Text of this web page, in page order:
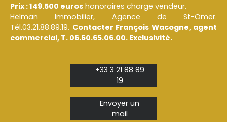
Prix : 149.500 euros honoraires charge vendeur.
Helman Immobilier, Agence de St-Omer.
Tél.03.21.88.89.19. Contacter François Wacogne, agent
commercial, T. 06.60.65.06.00. Exclusivité.
+33 3 21 88 89
19
Envoyer un
mail